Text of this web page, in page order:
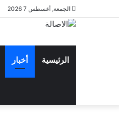
الجمعة, أغسطس 7 2026
الرئيسية أخبار